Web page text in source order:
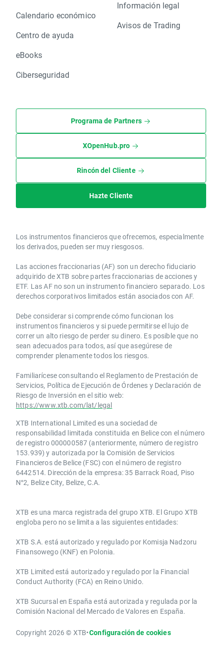
Calendario económico
Centro de ayuda
eBooks
Ciberseguridad
Información legal
Avisos de Trading
Programa de Partners
XOpenHub.pro
Rincón del Cliente
Hazte Cliente
Los instrumentos financieros que ofrecemos, especialmente
los derivados, pueden ser muy riesgosos.
Las acciones fraccionarias (AF) son un derecho fiduciario
adquirido de XTB sobre partes fraccionarias de acciones y
ETF. Las AF no son un instrumento financiero separado. Los
derechos corporativos limitados están asociados con AF.
Debe considerar si comprende cómo funcionan los
instrumentos financieros y si puede permitirse el lujo de
correr un alto riesgo de perder su dinero. Es posible que no
sean adecuados para todos, así que asegúrese de
comprender plenamente todos los riesgos.
Familiarícese consultando el Reglamento de Prestación de
Servicios, Política de Ejecución de Órdenes y Declaración de
Riesgo de Inversión en el sitio web:
https://www.xtb.com/lat/legal
XTB International Limited es una sociedad de
responsabilidad limitada constituida en Belice con el número
de registro 000000587 (anteriormente, número de registro
153.939) y autorizada por la Comisión de Servicios
Financieros de Belice (FSC) con el número de registro
6442514. Dirección de la empresa: 35 Barrack Road, Piso
N°2, Belize City, Belize, C.A.
​​XTB es una marca registrada del grupo XTB. El Grupo XTB
engloba pero no se limita a las siguientes entidades:
XTB S.A.​ está autorizado y regulado por Komisja Nadzoru
Finansowego (KNF) ​en Polonia.
XTB Limited ​está autorizado y regulado por la ​Financial
Conduct Authority ​(FCA) en ​​Reino Unido.
XTB Sucursal en España está autorizada y regulada por la
Comisión Nacional del Mercado de Valores en España.
Copyright 2026 © XTB•Configuración de cookies